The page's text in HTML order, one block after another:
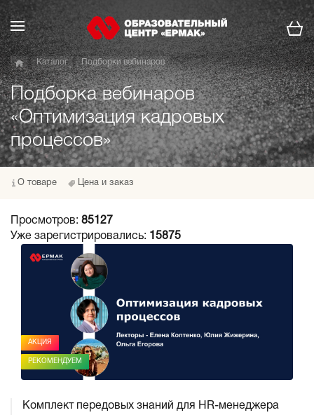
Каталог Подборки вебинаров
Подборка вебинаров
«Оптимизация кадровых
процессов»
О товаре Цена и заказ
Просмотров: 85127
Уже зарегистрировались:
15875
АКЦИЯ
РЕКОМЕНДУЕМ
Комплект передовых знаний для HR-менеджера